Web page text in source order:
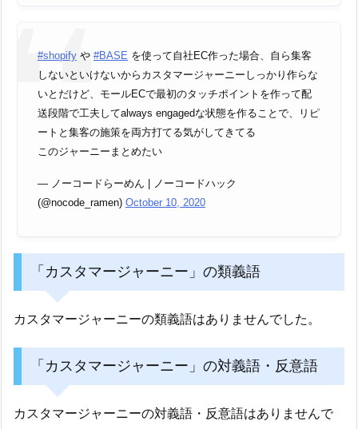
#shopify や #BASE を使って自社EC作った場合、自ら集客
しないといけないからカスタマージャーニーしっかり作らな
いとだけど、モールECで最初のタッチポイントを作って配
送段階で工夫してalways engagedな状態を作ることで、リピ
ートと集客の施策を両方打てる気がしてきてる
このジャーニーまとめたい
— ノーコードらーめん | ノーコードハック
(@nocode_ramen) October 10, 2020
「カスタマージャーニー」の類義語
カスタマージャーニーの類義語はありませんでした。
「カスタマージャーニー」の対義語・反意語
カスタマージャーニーの対義語・反意語はありませんで